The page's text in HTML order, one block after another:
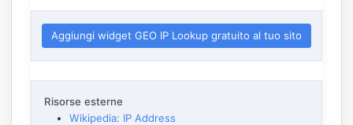
Aggiungi widget GEO IP Lookup gratuito al tuo sito
Risorse esterne
Wikipedia: IP Address